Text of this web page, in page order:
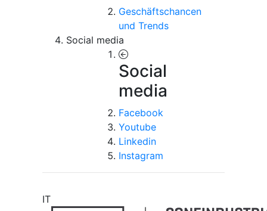
Geschäftschancen
und Trends
Social media
Social
media
Facebook
Youtube
Linkedin
Instagram
IT